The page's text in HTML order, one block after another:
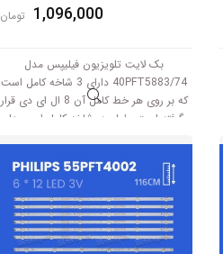
1,096,000 تومان
بک لایت تلویزیون فیلیپس مدل
40PFT5883/74 دارای 3 شاخه کامل است
که بر روی هر خط کامل آن 8 ال ای دی قرار
گرفته است. طول هر شاخه کامل این مدل